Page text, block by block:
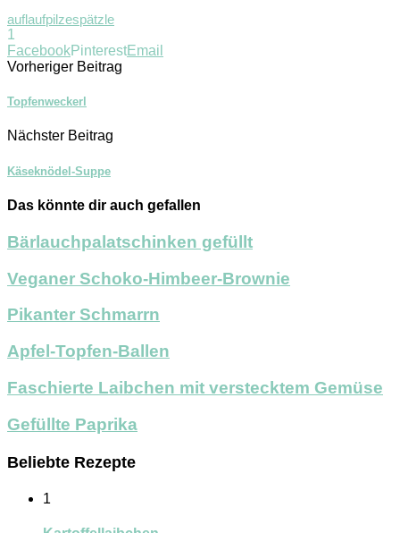
auflaufpilzespätzle
1
FacebookPinterestEmail
Vorheriger Beitrag
Topfenweckerl
Nächster Beitrag
Käseknödel-Suppe
Das könnte dir auch gefallen
Bärlauchpalatschinken gefüllt
Veganer Schoko-Himbeer-Brownie
Pikanter Schmarrn
Apfel-Topfen-Ballen
Faschierte Laibchen mit verstecktem Gemüse
Gefüllte Paprika
Beliebte Rezepte
1